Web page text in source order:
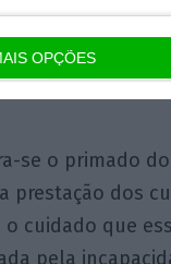
OPÇÕES
de Esquerda
um
se o primado
prestação dos
cuidado que
pela